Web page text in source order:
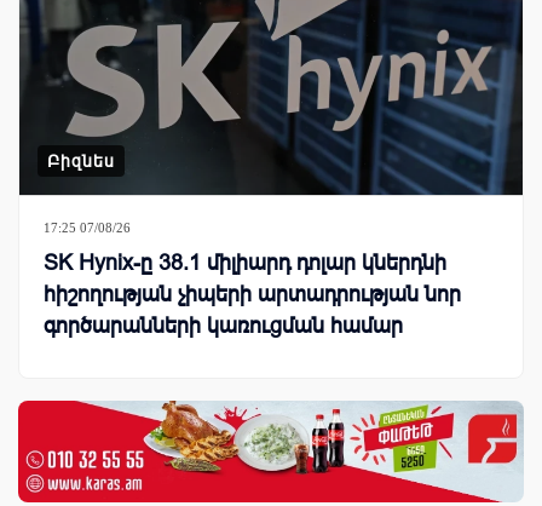
Բիզնես
17:25 07/08/26
SK Hynix-ը 38.1 միլիարդ դոլար կներդնի
հիշողության չիպերի արտադրության նոր
գործարանների կառուցման համար